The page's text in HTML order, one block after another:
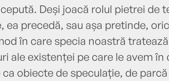
Deși joacă rolul pietrei de
ea precedă, sau așa pretinde,
în care specia noastră
ale existenței pe care le avem
ca obiecte de speculație, de